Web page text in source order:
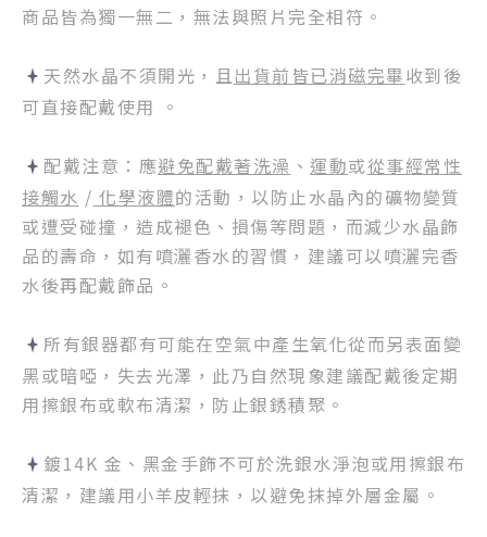
商品皆為獨一無二，無法與照片完全相符。
天然水晶不須開光，且出貨前皆已消磁完畢收到後
可直接配戴使用 。
配戴注意：應避免配戴著洗澡 、 運動或從事經常性
接觸水 / 化學液體的活動，以防止水晶內的礦物變質
或遭受碰撞，造成褪色、損傷等問題，而減少水晶飾
品的壽命，如有噴灑香水的習慣，建議可以噴灑完香
水後再配戴飾品。
所有銀器都有可能在空氣中產生氧化從而另表面變
黑或暗啞，失去光澤，此乃自然現象建議配戴後定期
用擦銀布或軟布清潔，防止銀銹積聚。
鍍14K 金、黑金手飾不可於洗銀水淨泡或用擦銀布
清潔，建議用小羊皮輕抹，以避免抹掉外層金屬。